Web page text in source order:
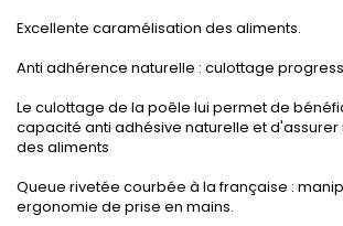
Excellente caramélisation des aliments.
Anti adhérence naturelle : culottage
Le culottage de la poêle lui permet de
capacité anti adhésive naturelle et d'assurer
des aliments
Queue rivetée courbée à la française :
ergonomie de prise en mains.